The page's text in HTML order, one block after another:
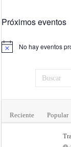
Próximos eventos
Aviso No hay eventos
Reciente Popular